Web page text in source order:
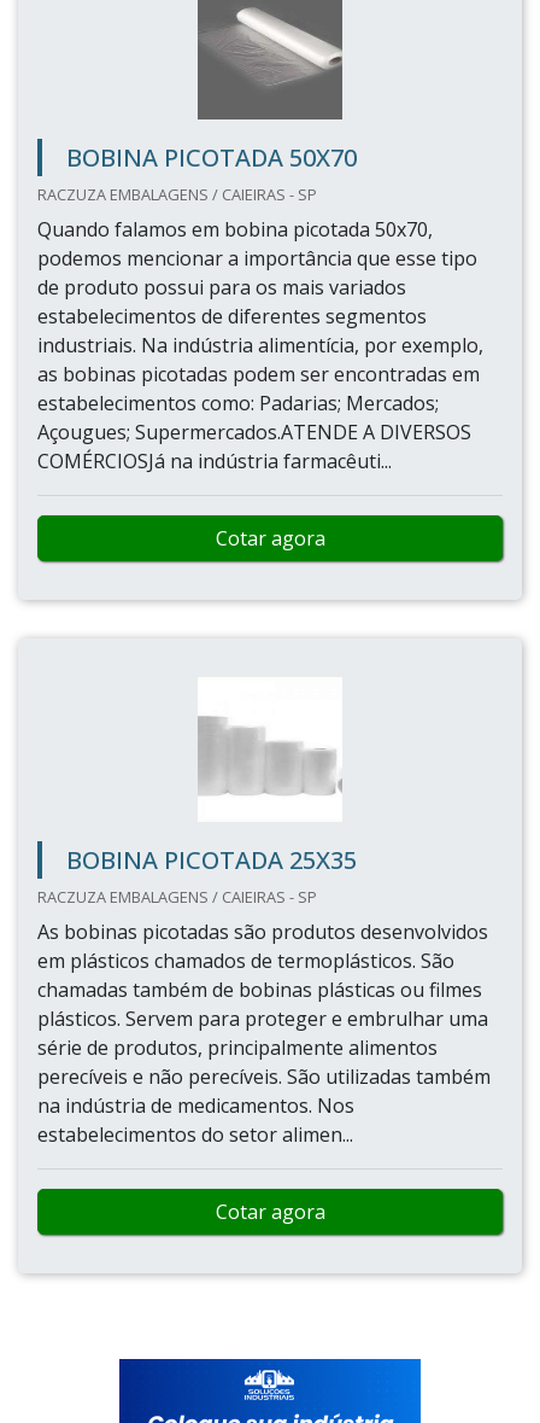
BOBINA PICOTADA 50X70
RACZUZA EMBALAGENS / CAIEIRAS - SP
Quando falamos em bobina picotada 50x70,
podemos mencionar a importância que esse tipo
de produto possui para os mais variados
estabelecimentos de diferentes segmentos
industriais. Na indústria alimentícia, por exemplo,
as bobinas picotadas podem ser encontradas em
estabelecimentos como: Padarias; Mercados;
Açougues; Supermercados.ATENDE A DIVERSOS
COMÉRCIOSJá na indústria farmacêuti...
Cotar agora
BOBINA PICOTADA 25X35
RACZUZA EMBALAGENS / CAIEIRAS - SP
As bobinas picotadas são produtos desenvolvidos
em plásticos chamados de termoplásticos. São
chamadas também de bobinas plásticas ou filmes
plásticos. Servem para proteger e embrulhar uma
série de produtos, principalmente alimentos
perecíveis e não perecíveis. São utilizadas também
na indústria de medicamentos. Nos
estabelecimentos do setor alimen...
Cotar agora